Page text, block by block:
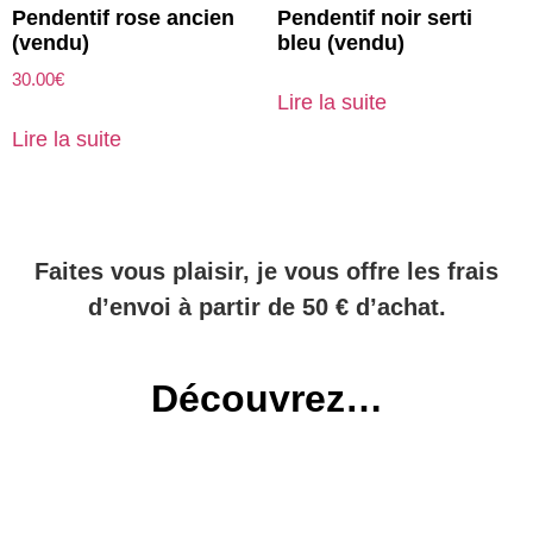
Pendentif rose ancien
(vendu)
30.00€
Lire la suite
Pendentif noir serti
bleu (vendu)
Lire la suite
Faites vous plaisir, je vous offre les frais
d’envoi à partir de 50 € d’achat.
Découvrez…